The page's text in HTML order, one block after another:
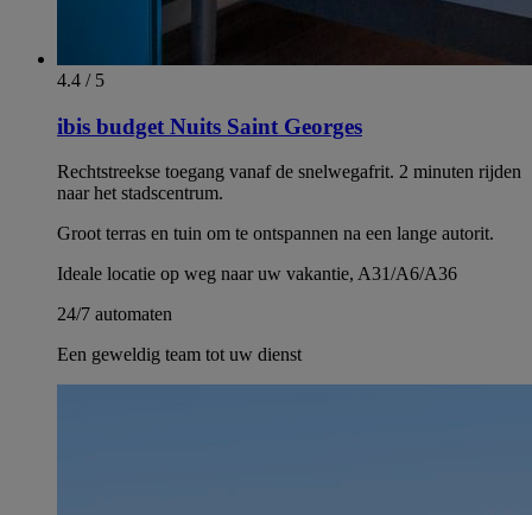
4.4 / 5
ibis budget Nuits Saint Georges
Rechtstreekse toegang vanaf de snelwegafrit. 2 minuten rijden
naar het stadscentrum.
Groot terras en tuin om te ontspannen na een lange autorit.
Ideale locatie op weg naar uw vakantie, A31/A6/A36
24/7 automaten
Een geweldig team tot uw dienst